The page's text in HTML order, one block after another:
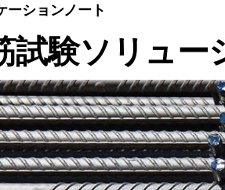
ーションノート
試験ソリュー